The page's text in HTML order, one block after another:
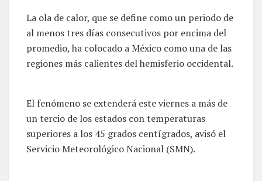
La ola de calor, que se define como un periodo de
al menos tres días consecutivos por encima del
promedio, ha colocado a México como una de las
regiones más calientes del hemisferio occidental.
El fenómeno se extenderá este viernes a más de
un tercio de los estados con temperaturas
superiores a los 45 grados centígrados, avisó el
Servicio Meteorológico Nacional (SMN).